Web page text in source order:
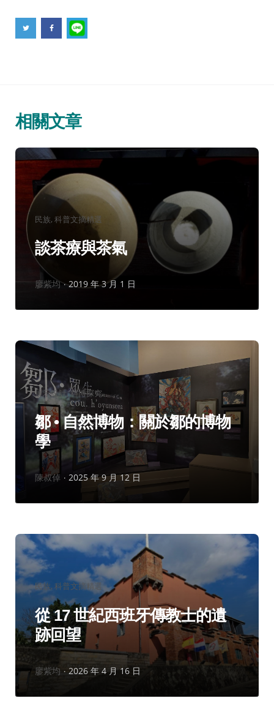
相關文章
分
類：
民族 科普文摘精選
談茶療與茶氣
作
廖紫均 2019 年 3 月 1 日
分
類：
展示設計 科博探究
鄒 • 自然博物：關於鄒的博物
學
作
陳叔倬 2025 年 9 月 12 日
分
類：
民族 科普文摘精選
從 17 世紀西班牙傳教士的遺
跡回望
作
廖紫均 2026 年 4 月 16 日